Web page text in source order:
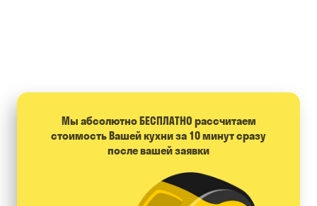
Мы абсолютно БЕСПЛАТНО расcчитаем
стоимость Вашей кухни за 10 минут сразу
после вашей заявки